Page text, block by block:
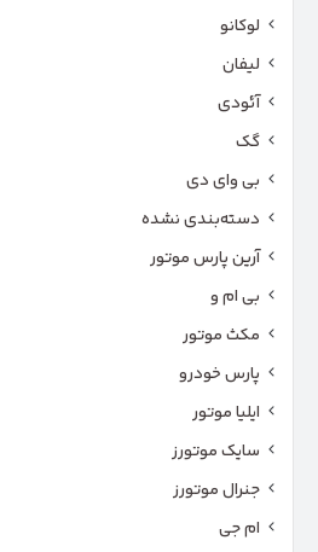
لوکانو
لیفان
آئودی
گک
بی وای دی
دسته‌بندی نشده
آرین پارس موتور
بی ام و
مکث موتور
پارس‌ خودرو
ایلیا موتور
سایک موتورز
جنرال موتورز
ام جی